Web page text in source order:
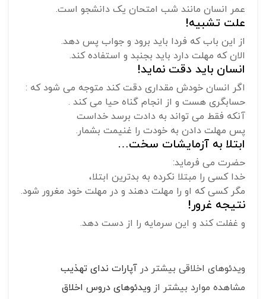
عمر انسان مانند شب امتحان یک دانشجو است.
علت تشبیه!
از این باب که فردا باید برود و جواب پس دهد.
الان که مهلت دارد باید بجنبد و استفاده کند.
انسان باید دقت نماید!
اگر انسان خودش مقداری دقت کند متوجه می شود که :
حسابگری هست و از انجام گناه حیا می کند .
آنکه فقط می تواند به دادت برسد خداست
پس مهلت دادن به خودت را غنیمت بشمار.
ابتلا به آزمایشات سخت…
حضرت می فرماید:
خدا کسی را مبتلا نکرده به بدترین ابتلا،
مگر کسی که او را مهلت دهند و در مهلت خود مغرور شود.
نتیجه غرور!
و غفلت کند و این سرمایه را از دست دهد.
ویدئوهای اخلاقی بیشتر در آپارات ندای تهذیب
مشاهده موارد بیشتر از ویدئوهای دروس اخلاق